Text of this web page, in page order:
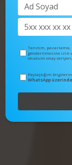
Tanıtım,
gönderilmesine izin
okudum onay
Paylaştığım bilgilerin
WhatsApp